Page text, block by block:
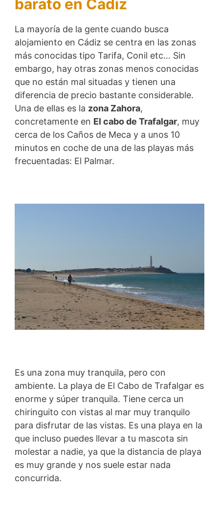
barato en Cádiz
La mayoría de la gente cuando busca
alojamiento en Cádiz se centra en las zonas
más conocidas tipo Tarifa, Conil etc… Sin
embargo, hay otras zonas menos conocidas
que no están mal situadas y tienen una
diferencia de precio bastante considerable.
Una de ellas es la zona Zahora,
concretamente en El cabo de Trafalgar, muy
cerca de los Caños de Meca y a unos 10
minutos en coche de una de las playas más
frecuentadas: El Palmar.
Es una zona muy tranquila, pero con
ambiente. La playa de El Cabo de Trafalgar es
enorme y súper tranquila. Tiene cerca un
chiringuito con vistas al mar muy tranquilo
para disfrutar de las vistas. Es una playa en la
que incluso puedes llevar a tu mascota sin
molestar a nadie, ya que la distancia de playa
es muy grande y nos suele estar nada
concurrida.